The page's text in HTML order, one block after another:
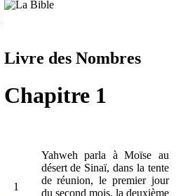
Livre des Nombres
Chapitre 1
1
Yahweh parla à Moïse au
désert de Sinaï, dans la tente
de réunion, le premier jour
du second mois, la deuxième